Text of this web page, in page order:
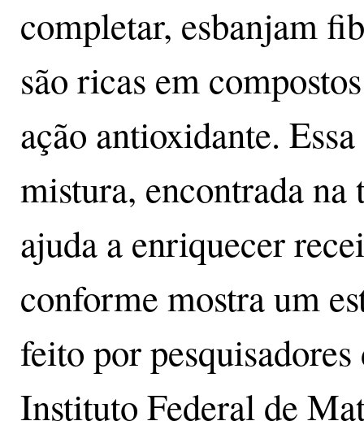
completar, esbanjam
são ricas em
ação antioxidante. Essa
mistura, encontrada na
ajuda a enriquecer
conforme mostra um
feito por pesquisadores
Instituto Federal de